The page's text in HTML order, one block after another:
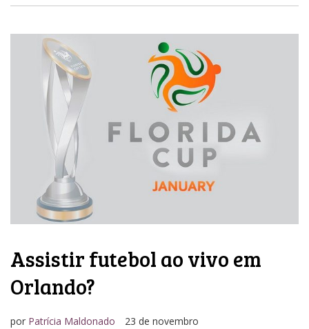
Assistir futebol ao vivo em
Orlando?
por Patrícia Maldonado
23 de novembro